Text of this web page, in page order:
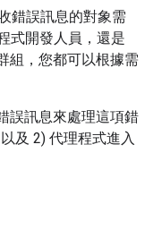
錯誤訊息的對象需
式開發人員，還是
組，您都可以根據需
誤訊息來處理這項錯
及 2) 代理程式進入